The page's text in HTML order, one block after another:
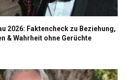
2026: Faktencheck zu Beziehung,
& Wahrheit ohne Gerüchte